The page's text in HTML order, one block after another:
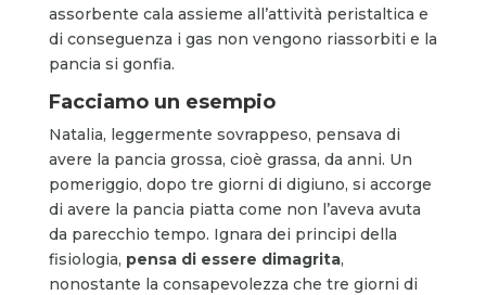
assorbente cala assieme all’attività peristaltica e
di conseguenza i gas non vengono riassorbiti e la
pancia si gonfia.
Facciamo un esempio
Natalia, leggermente sovrappeso, pensava di
avere la pancia grossa, cioè grassa, da anni. Un
pomeriggio, dopo tre giorni di digiuno, si accorge
di avere la pancia piatta come non l’aveva avuta
da parecchio tempo. Ignara dei principi della
fisiologia, pensa di essere dimagrita,
nonostante la consapevolezza che tre giorni di